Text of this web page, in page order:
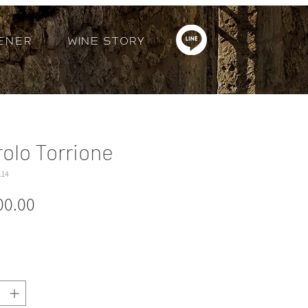
Wine Story
Torrione